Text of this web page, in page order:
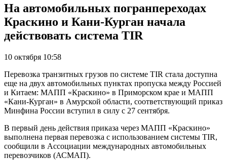
На автомобильных погранпереходах
Краскино и Кани-Курган начала
действовать система TIR
10 октября 10:58
Перевозка транзитных грузов по системе TIR стала доступна
еще на двух автомобильных пунктах пропуска между Россией
и Китаем: МАПП «Краскино» в Приморском крае и МАПП
«Кани-Курган» в Амурской области, соответствующий приказ
Минфина России вступил в силу с 27 сентября.
В первый день действия приказа через МАПП «Краскино»
выполнена первая перевозка с использованием системы TIR,
сообщили в Ассоциации международных автомобильных
перевозчиков (АСМАП).